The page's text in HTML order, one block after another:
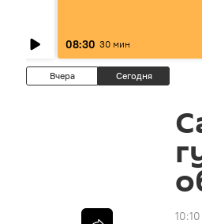
08:30 30 мин
Вчера Сегодня